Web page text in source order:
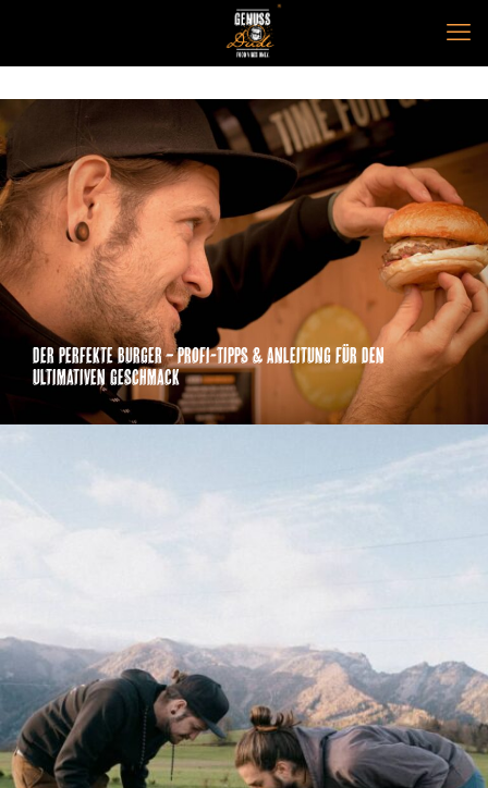
Der perfekte Burger – Profi-Tipps & Anleitung für den
ultimativen Geschmack